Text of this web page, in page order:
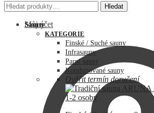
Hledat: Hledat
Můj účet
Hledat: Hledat
Sauny
KATEGORIE
Finské / Suché sauny
Infrasauny
Parní sauny
Kombinované sauny
Ověřit termín doručení